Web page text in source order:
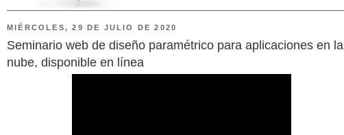
MIÉRCOLES, 29 DE JULIO DE 2020
Seminario web de diseño paramétrico para aplicaciones en la
nube, disponible en línea